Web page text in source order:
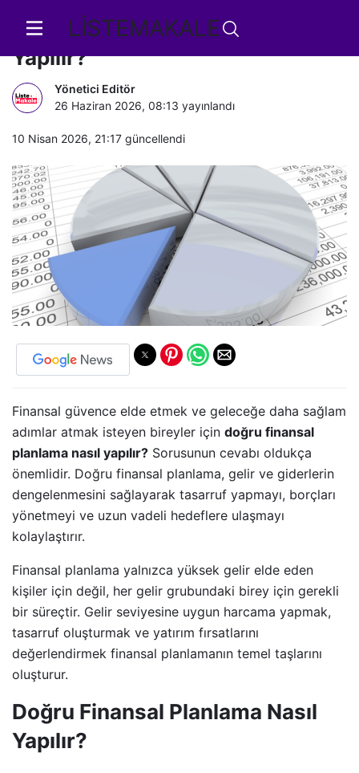
LİSTEMAKALE
Doğru Finansal Planlama Nasıl
Yapılır?
Yönetici Editör
26 Haziran 2026, 08:13 yayınlandı
10 Nisan 2026, 21:17 güncellendi
Finansal güvence elde etmek ve geleceğe daha sağlam
adımlar atmak isteyen bireyler için doğru finansal
planlama nasıl yapılır? Sorusunun cevabı oldukça
önemlidir. Doğru finansal planlama, gelir ve giderlerin
dengelenmesini sağlayarak tasarruf yapmayı, borçları
yönetmeyi ve uzun vadeli hedeflere ulaşmayı
kolaylaştırır.
Finansal planlama yalnızca yüksek gelir elde eden
kişiler için değil, her gelir grubundaki birey için gerekli
bir süreçtir. Gelir seviyesine uygun harcama yapmak,
tasarruf oluşturmak ve yatırım fırsatlarını
değerlendirmek finansal planlamanın temel taşlarını
oluşturur.
Doğru Finansal Planlama Nasıl
Yapılır?